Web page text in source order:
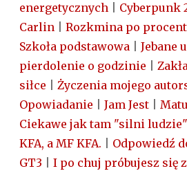
energetycznych
Cyberpunk
Carlin
Rozkmina po
Szkoła podstawowa
Jebane
pierdolenie o godzinie
siłce
Życzenia mojego
Opowiadanie
Jam Jest
Ciekawe jak tam "silni ludzie"
KFA, a MF KFA.
Odpowiedź
GT3
I po chuj próbujesz się z